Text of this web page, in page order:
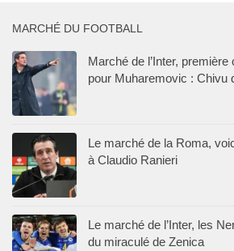
MARCHÉ DU FOOTBALL
Marché de l’Inter,
pour Muharemovic : Chivu
Le marché de la Roma,
à Claudio Ranieri
Le marché de l’Inter, les
du miraculé de Zenica